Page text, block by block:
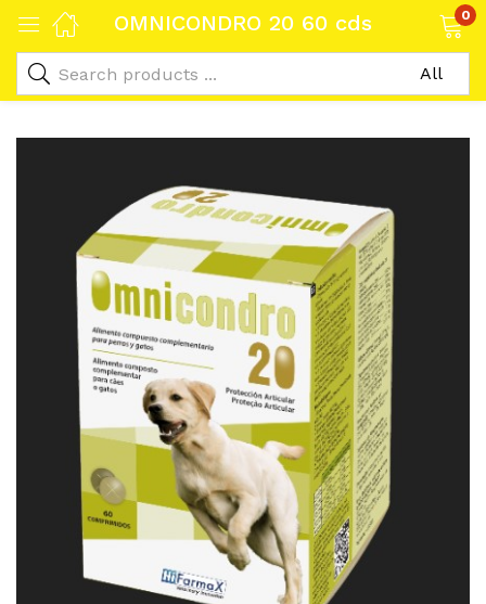
OMNICONDRO 20 60 cds 0